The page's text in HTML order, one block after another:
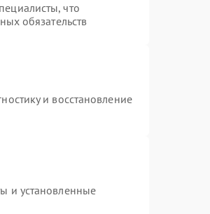
что
обязательств
и восстановление
и установленные